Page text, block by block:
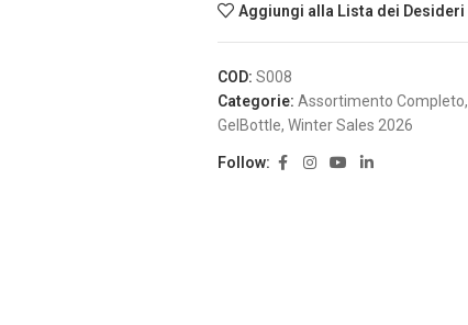
Aggiungi alla Lista dei Desideri
COD: S008
Categorie: Assortimento Completo,
GelBottle, Winter Sales 2026
Follow: